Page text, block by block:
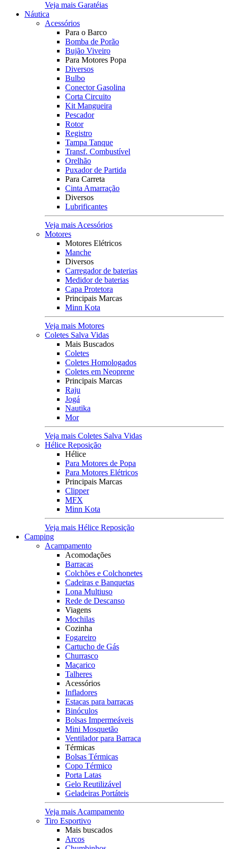
Veja mais Garatéias
Náutica
Acessórios
Para o Barco
Bomba de Porão
Bujão Viveiro
Para Motores Popa
Diversos
Bulbo
Conector Gasolina
Corta Circuito
Kit Mangueira
Pescador
Rotor
Registro
Tampa Tanque
Transf. Combustível
Orelhão
Puxador de Partida
Para Carreta
Cinta Amarração
Diversos
Lubrificantes
Veja mais Acessórios
Motores
Motores Elétricos
Manche
Diversos
Carregador de baterias
Medidor de baterias
Capa Protetora
Principais Marcas
Minn Kota
Veja mais Motores
Coletes Salva Vidas
Mais Buscados
Coletes
Coletes Homologados
Coletes em Neoprene
Principais Marcas
Raju
Jogá
Nautika
Mor
Veja mais Coletes Salva Vidas
Hélice Reposição
Hélice
Para Motores de Popa
Para Motores Elétricos
Principais Marcas
Clipper
MFX
Minn Kota
Veja mais Hélice Reposição
Camping
Acampamento
Acomodações
Barracas
Colchões e Colchonetes
Cadeiras e Banquetas
Lona Multiuso
Rede de Descanso
Viagens
Mochilas
Cozinha
Fogareiro
Cartucho de Gás
Churrasco
Maçarico
Talheres
Acessórios
Infladores
Estacas para barracas
Binóculos
Bolsas Impermeáveis
Mini Mosquetão
Ventilador para Barraca
Térmicas
Bolsas Térmicas
Copo Térmico
Porta Latas
Gelo Reutilizável
Geladeiras Portáteis
Veja mais Acampamento
Tiro Esportivo
Mais buscados
Arcos